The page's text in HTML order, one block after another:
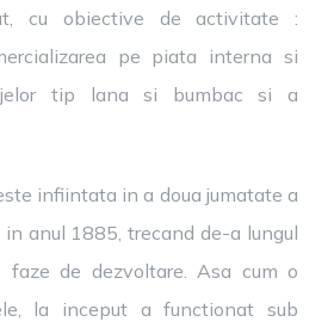
cu obiective de activitate :
pe piata interna si
tip lana si bumbac si a
infiintata in a doua jumatate a
in anul 1885, trecand de-a lungul
de dezvoltare. Asa cum o
la inceput a functionat sub